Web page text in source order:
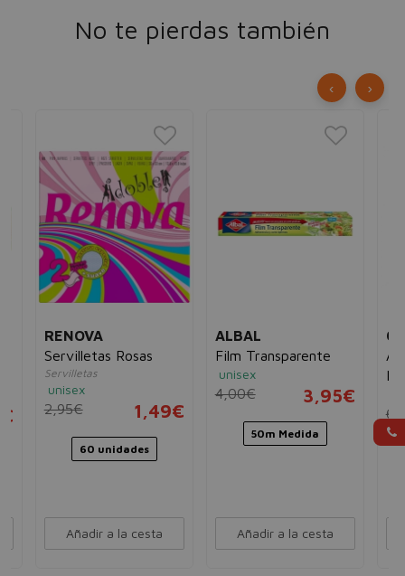
No te pierdas también
RENOVA
Servilletas Rosas
Servilletas
unisex
2,95€ 1,49€
60 unidades
Añadir a la cesta
ALBAL
Film Transparente
unisex
4,00€ 3,95€
50m Medida
Añadir a la cesta
‹ ›